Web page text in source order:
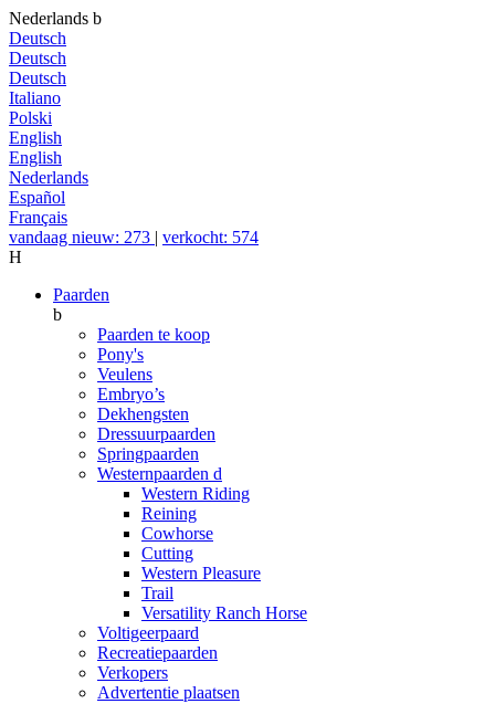
Nederlands b
Deutsch
Deutsch
Deutsch
Italiano
Polski
English
English
Nederlands
Español
Français
vandaag nieuw: 273 | verkocht: 574
H
Paarden
b
Paarden te koop
Pony's
Veulens
Embryo’s
Dekhengsten
Dressuurpaarden
Springpaarden
Westernpaarden d
Western Riding
Reining
Cowhorse
Cutting
Western Pleasure
Trail
Versatility Ranch Horse
Voltigeerpaard
Recreatiepaarden
Verkopers
Advertentie plaatsen